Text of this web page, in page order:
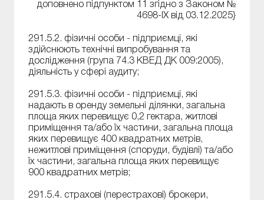
доповнено підпунктом 11 згідно з Законом №
4698-IX від 03.12.2025}
291.5.2. фізичні особи - підприємці, які
здійснюють технічні випробування та
дослідження (група 74.3 КВЕД ДК 009:2005),
діяльність у сфері аудиту;
291.5.3. фізичні особи - підприємці, які
надають в оренду земельні ділянки, загальна
площа яких перевищує 0,2 гектара, житлові
приміщення та/або їх частини, загальна площа
яких перевищує 400 квадратних метрів,
нежитлові приміщення (споруди, будівлі) та/або
їх частини, загальна площа яких перевищує
900 квадратних метрів;
291.5.4. страхові (перестрахові) брокери,